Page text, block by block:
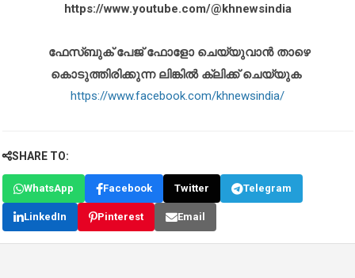
https://www.youtube.com/@khnewsindia
ഫേസ്ബുക് പേജ് ഫോളോ ചെയ്യുവാൻ താഴെ
കൊടുത്തിരിക്കുന്ന ലിങ്കിൽ ക്ലിക്ക് ചെയ്യുക
https://www.facebook.com/khnewsindia/
SHARE TO:
WhatsApp Facebook Twitter Telegram
LinkedIn Pinterest Email